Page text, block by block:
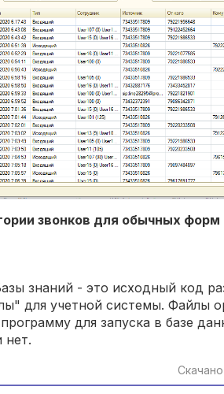
звонков для обычных
знаний - это исходный код
для учетной системы. Файлы
для запуска в базе
нет.
Скачано